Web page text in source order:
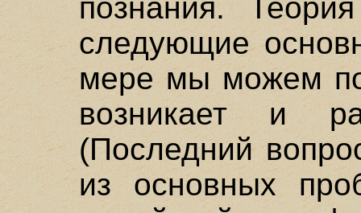
познания.
следующие
мере мы можем
возникает и
(Последний
из основных